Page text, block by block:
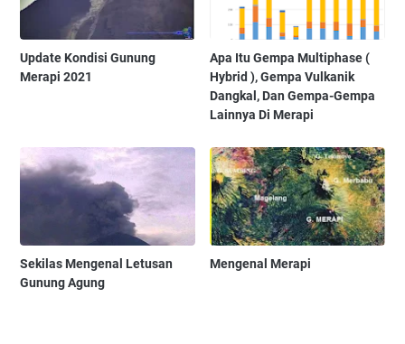
Update Kondisi Gunung
Merapi 2021
Apa Itu Gempa Multiphase (
Hybrid ), Gempa Vulkanik
Dangkal, Dan Gempa-Gempa
Lainnya Di Merapi
Sekilas Mengenal Letusan
Gunung Agung
Mengenal Merapi